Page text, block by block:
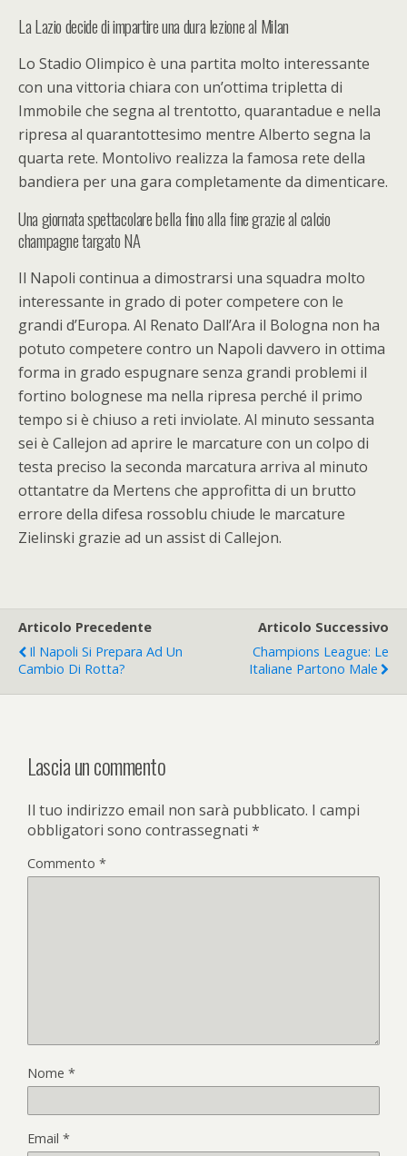
La Lazio decide di impartire una dura lezione al Milan
Lo Stadio Olimpico è una partita molto interessante
con una vittoria chiara con un’ottima tripletta di
Immobile che segna al trentotto, quarantadue e nella
ripresa al quarantottesimo mentre Alberto segna la
quarta rete. Montolivo realizza la famosa rete della
bandiera per una gara completamente da dimenticare.
Una giornata spettacolare bella fino alla fine grazie al calcio
champagne targato NA
Il Napoli continua a dimostrarsi una squadra molto
interessante in grado di poter competere con le
grandi d’Europa. Al Renato Dall’Ara il Bologna non ha
potuto competere contro un Napoli davvero in ottima
forma in grado espugnare senza grandi problemi il
fortino bolognese ma nella ripresa perché il primo
tempo si è chiuso a reti inviolate. Al minuto sessanta
sei è Callejon ad aprire le marcature con un colpo di
testa preciso la seconda marcatura arriva al minuto
ottantatre da Mertens che approfitta di un brutto
errore della difesa rossoblu chiude le marcature
Zielinski grazie ad un assist di Callejon.
Articolo Precedente
Il Napoli Si Prepara Ad Un
Cambio Di Rotta?
Articolo Successivo
Champions League: Le
Italiane Partono Male
Lascia un commento
Il tuo indirizzo email non sarà pubblicato. I campi
obbligatori sono contrassegnati *
Commento *
Nome *
Email *